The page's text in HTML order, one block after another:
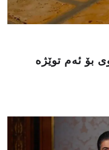
بۆ ئەم توێژە